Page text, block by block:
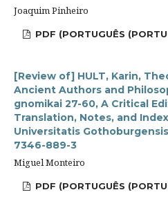
Joaquim Pinheiro
PDF (PORTUGUÊS
[Review of] HULT, Karin,
Ancient Authors and
gnomikai 27-60, A Critical
Translation, Notes, and
Universitatis
7346-889-3
Miguel Monteiro
PDF (PORTUGUÊS